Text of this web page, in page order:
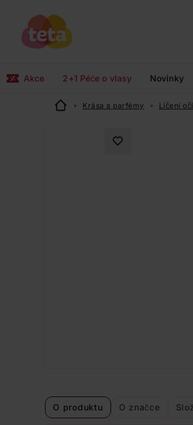
Akce 2+1 Péče o vlasy Novinky
Krása a parfémy Líčení očí
O produktu O značce